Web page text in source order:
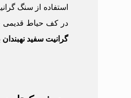
استفاده از سنگ
در کف حیاط قدیمی
گرانیت سفید نهبندان